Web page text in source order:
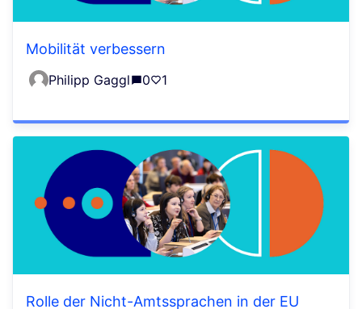
Mobilität verbessern
Philipp Gaggl 0 1
Rolle der Nicht-Amtssprachen in der EU